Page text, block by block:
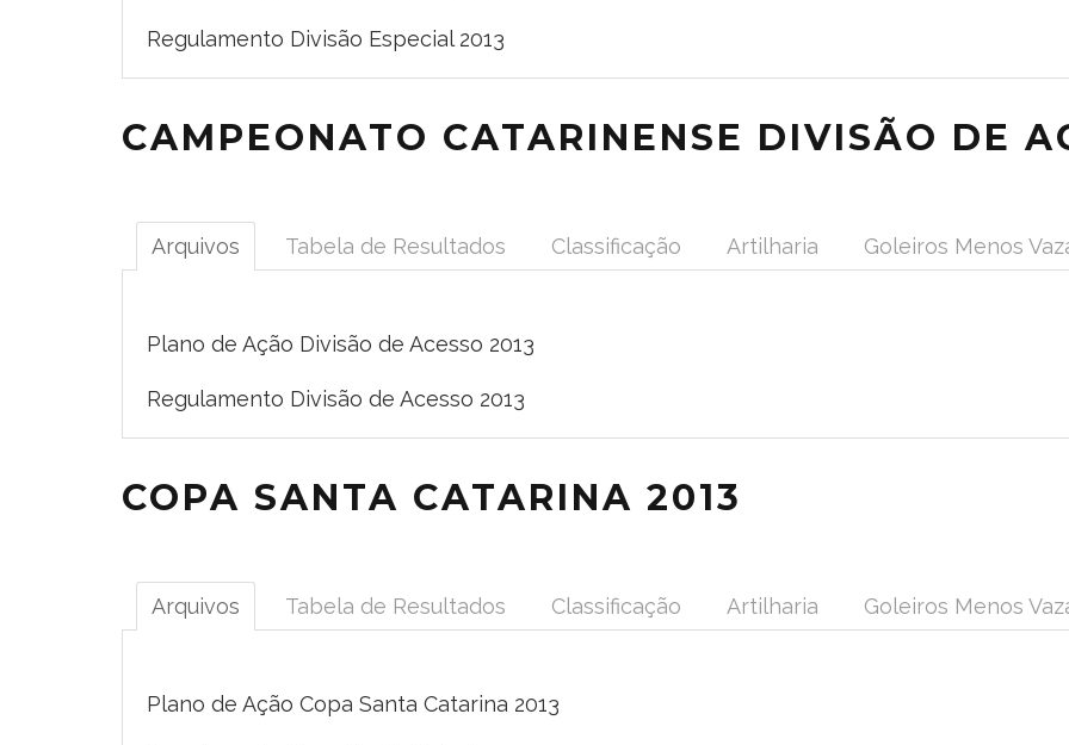
Regulamento Divisão Especial 2013
CAMPEONATO CATARINENSE DIVISÃO DE
Arquivos Tabela de Resultados Classificação Artilharia Goleiros Menos
Plano de Ação Divisão de Acesso 2013
Regulamento Divisão de Acesso 2013
COPA SANTA CATARINA 2013
Arquivos Tabela de Resultados Classificação Artilharia Goleiros Menos
Plano de Ação Copa Santa Catarina 2013